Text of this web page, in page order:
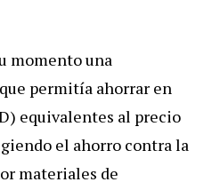
momento una
permitía ahorrar en
equivalentes al precio
el ahorro contra la
materiales de